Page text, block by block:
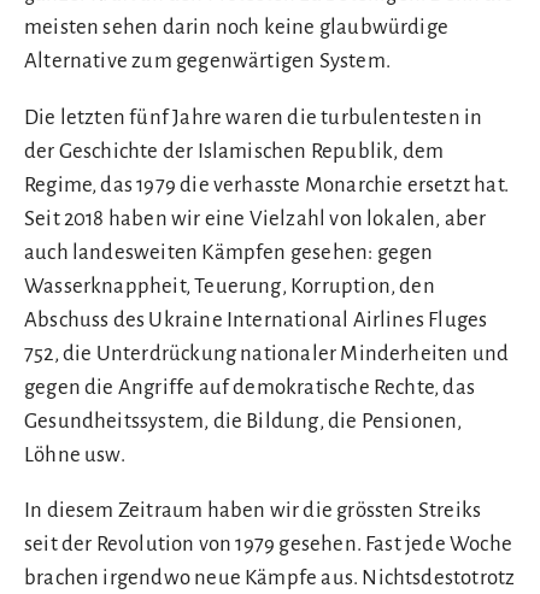
meisten sehen darin noch keine glaubwürdige
Alternative zum gegenwärtigen System.
Die letzten fünf Jahre waren die turbulentesten in
der Geschichte der Islamischen Republik, dem
Regime, das 1979 die verhasste Monarchie ersetzt hat.
Seit 2018 haben wir eine Vielzahl von lokalen, aber
auch landesweiten Kämpfen gesehen: gegen
Wasserknappheit, Teuerung, Korruption, den
Abschuss des Ukraine International Airlines Fluges
752, die Unterdrückung nationaler Minderheiten und
gegen die Angriffe auf demokratische Rechte, das
Gesundheitssystem, die Bildung, die Pensionen,
Löhne usw.
In diesem Zeitraum haben wir die grössten Streiks
seit der Revolution von 1979 gesehen. Fast jede Woche
brachen irgendwo neue Kämpfe aus. Nichtsdestotrotz